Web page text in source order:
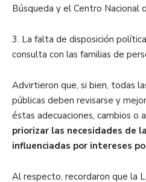
Búsqueda y el Centro Nacional
3. La falta de disposición
consulta con las familias de
Advirtieron que, si bien, todas
públicas deben revisarse y
éstas adecuaciones, cambios o
priorizar las necesidades de
influenciadas por intereses
Al respecto, recordaron que la